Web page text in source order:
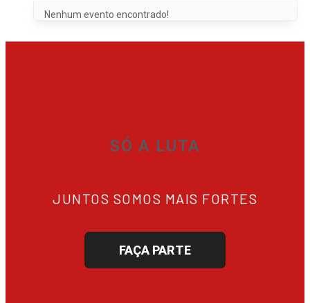
Nenhum evento encontrado!
SÓ A LUTA
JUNTOS SOMOS MAIS FORTES
FAÇA PARTE